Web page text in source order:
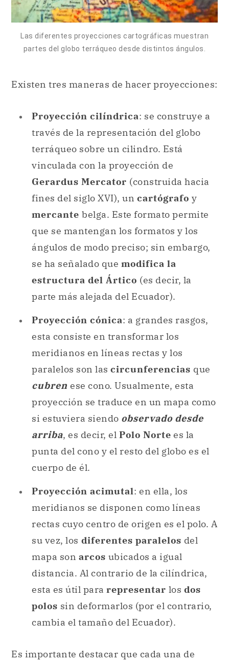
Existen tres maneras de hacer proyecciones:
Proyección cilíndrica: se construye a
terráqueo sobre un cilindro. Está
Gerardus Mercator(construida hacia
fines del siglo XVI), uncartógrafoy
mercantebelga. Este formato permite
que se mantengan los formatos y los
ángulos de modo preciso; sin embargo,
se ha señalado que modifica la
estructura del Ártico(es decir, la
parte más alejada del Ecuador).
Proyección cónica
: a grandes rasgos,
esta consiste en transformar los
meridianos en líneas rectas y los
cubren ese cono. Usualmente, esta
proyección se traduce en un mapa como
si estuviera siendoobservado desde
arriba, es decir, elPolo Nortees la
punta del cono y el resto del globo es el
cuerpo de él.
Proyección acimutal : en ella, los
meridianos se disponen como líneas
rectas cuyo centro de origen es el polo. A
mapa sonarcosubicados a igual
distancia. Al contrario de la cilíndrica,
esta es útil pararepresentarlosdos
polossin deformarlos (por el contrario,
cambia el tamaño del Ecuador).
Es importante destacar que cada una de
estas proyecciones puede realizarse tanto
para unmapamundicomo parasectores